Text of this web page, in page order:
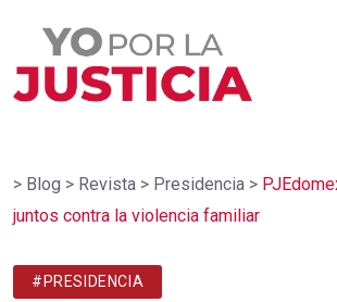
> Blog > Revista > Presidencia >
juntos contra la violencia familiar
#PRESIDENCIA